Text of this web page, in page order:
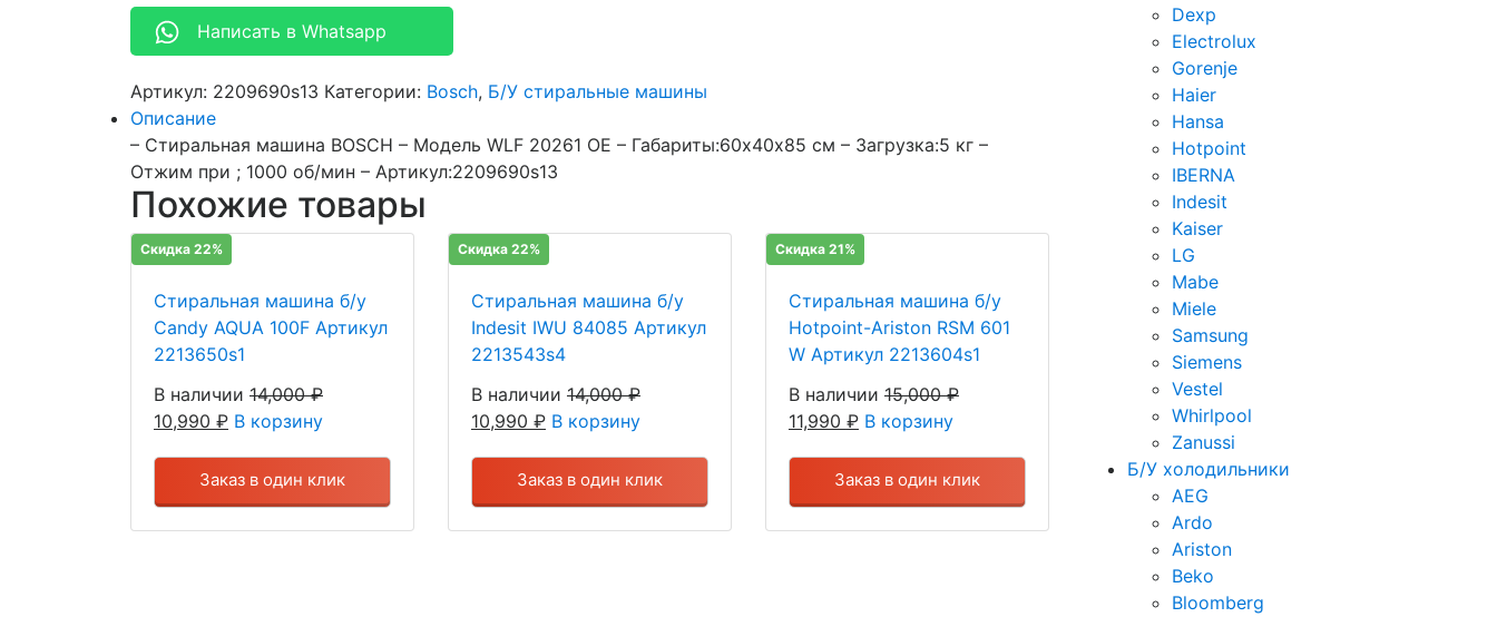
Написать в Whatsapp
Артикул: 2209690s13 Категории: Bosch, Б/У стиральные машины
Описание
– Стиральная машина BOSCH – Модель WLF 20261 OE – Габариты:60х40х85 см – Загрузка:5 кг –
Отжим при ; 1000 об/мин – Артикул:2209690s13
Похожие товары
Скидка 22%
Стиральная машина б/у
Candy AQUA 100F Артикул
2213650s1
В наличии 14,000₽
10,990 ₽ В корзину
Заказ в один клик
Скидка 22%
Стиральная машина б/у
Indesit IWU 84085 Артикул
2213543s4
В наличии 14,000₽
10,990 ₽ В корзину
Заказ в один клик
Скидка 21%
Стиральная машина б/у
Hotpoint-Ariston RSM 601
W Артикул 2213604s1
В наличии 15,000₽
11,990 ₽ В корзину
Заказ в один клик
Dexp
Electrolux
Gorenje
Haier
Hansa
Hotpoint
IBERNA
Indesit
Kaiser
LG
Mabe
Miele
Samsung
Siemens
Vestel
Whirlpool
Zanussi
Б/У холодильники
AEG
Ardo
Ariston
Beko
Bloomberg